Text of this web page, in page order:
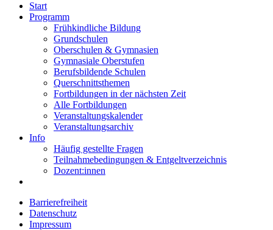
Start
Programm
Frühkindliche Bildung
Grundschulen
Oberschulen & Gymnasien
Gymnasiale Oberstufen
Berufsbildende Schulen
Querschnittsthemen
Fortbildungen in der nächsten Zeit
Alle Fortbildungen
Veranstaltungskalender
Veranstaltungsarchiv
Info
Häufig gestellte Fragen
Teilnahmebedingungen & Entgeltverzeichnis
Dozent:innen
Barrierefreiheit
Datenschutz
Impressum